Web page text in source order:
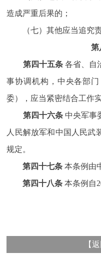
造成严重后果的；
（七）其他应当追究责
第
第四十五条各省、自
事协调机构，中央各部
委），应当紧密结合工作
第四十六条中央军事
人民解放军和中国人民武
规定。
第四十七条 本条例由
第四十八条 本条例自
【